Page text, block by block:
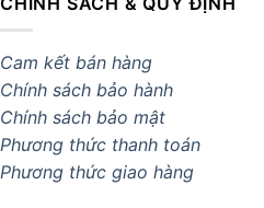
Cam kết bán hàng
Chính sách bảo hành
Chính sách bảo mật
Phương thức thanh toán
Phương thức giao hàng